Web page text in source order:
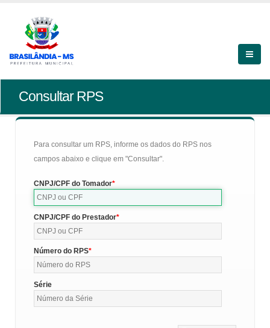
Consultar RPS
Para consultar um RPS, informe os dados do RPS nos
campos abaixo e clique em "Consultar".
CNPJ/CPF do Tomador
CNPJ/CPF do Prestador
Número do RPS
Série